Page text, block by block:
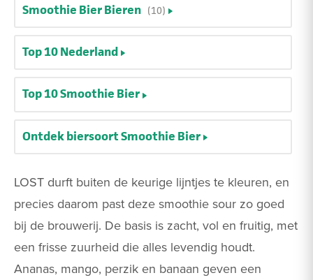
LOST durft buiten de keurige lijntjes te kleuren, en
precies daarom past deze smoothie sour zo goed
bij de brouwerij. De basis is zacht, vol en fruitig, met
een frisse zuurheid die alles levendig houdt.
Ananas, mango, perzik en banaan geven een
Smoothie Bier Bieren (10)
Top 10 Nederland
Top 10 Smoothie Bier
Ontdek biersoort Smoothie Bier